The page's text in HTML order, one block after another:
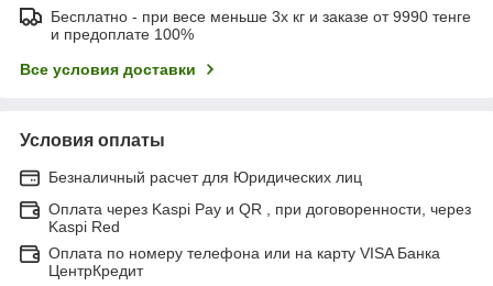
Бесплатно - при весе меньше 3х кг и заказе от 9990 тенге
и предоплате 100%
Все условия доставки
Условия оплаты
Безналичный расчет для Юридических лиц
Оплата через Kaspi Pay и QR , при договоренности, через
Kaspi Red
Оплата по номеру телефона или на карту VISA Банка
ЦентрКредит